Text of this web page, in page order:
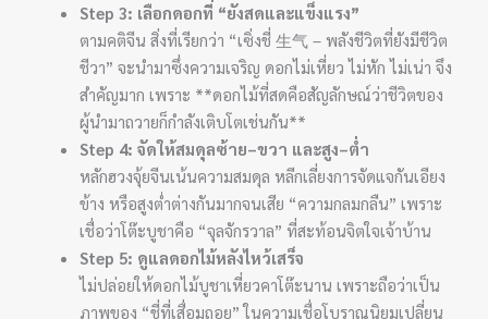
Step 3: เลือกดอกที่ “ยังสดและแข็งแรง”
ตามคติจีน สิ่งที่เรียกว่า “เซิ่งชี่ 生气 – พลังชีวิตที่ยังมีชีวิต
ชีวา” จะนำมาซึ่งความเจริญ ดอกไม่เหี่ยว ไม่หัก ไม่เน่า จึง
สำคัญมาก เพราะ **ดอกไม้ที่สดคือสัญลักษณ์ว่าชีวิตของ
ผู้นำมาถวายก็กำลังเติบโตเช่นกัน**
Step 4: จัดให้สมดุลซ้าย–ขวา และสูง–ต่ำ
หลักฮวงจุ้ยจีนเน้นความสมดุล หลีกเลี่ยงการจัดแจกันเอียง
ข้าง หรือสูงต่ำต่างกันมากจนเสีย “ความกลมกลืน” เพราะ
เชื่อว่าโต๊ะบูชาคือ “จุลจักรวาล” ที่สะท้อนจิตใจเจ้าบ้าน
Step 5: ดูแลดอกไม้หลังไหว้เสร็จ
ไม่ปล่อยให้ดอกไม้บูชาเหี่ยวคาโต๊ะนาน เพราะถือว่าเป็น
ภาพของ “ชี่ที่เสื่อมถอย” ในความเชื่อโบราณนิยมเปลี่ยน